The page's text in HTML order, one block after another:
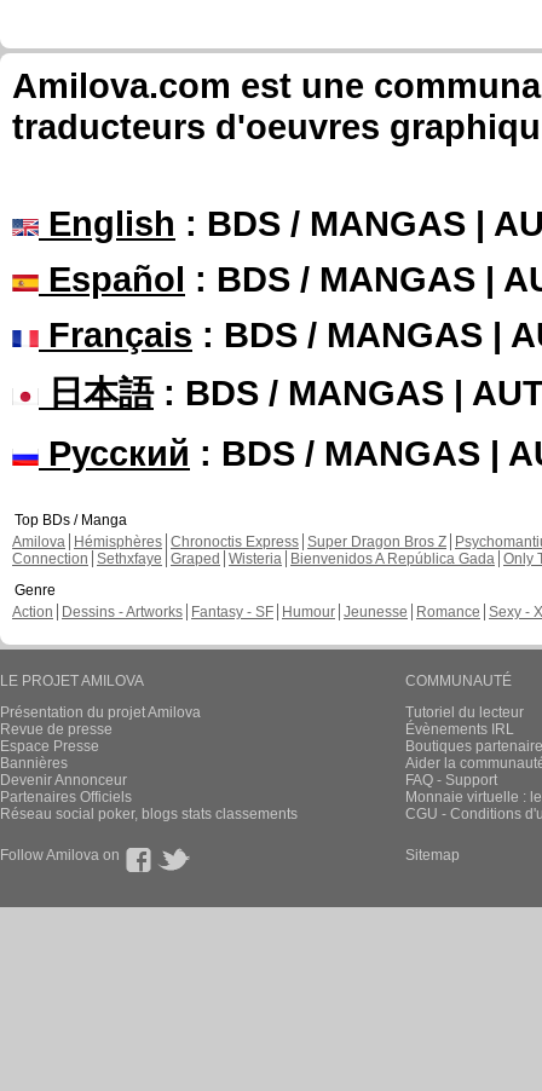
Amilova.com est une
traducteurs d'oeuvres
English : BDS / MANGAS |
Español : BDS / MANGAS |
Français : BDS / MANGAS |
日本語: BDS / MANGAS |
Русский : BDS / MANGAS |
Top BDs / Manga
Amilova
Hémisphères Chronoctis Express Super Dragon Bros Z
Connection Sethxfaye Graped Wisteria Bienvenidos A República Gada Only
Genre
Action
Dessins - Artworks Fantasy - SF Humour Jeunesse Romance Sexy -
LE PROJET AMILOVA
Présentation du projet Amilova
Revue de presse
Espace Presse
Bannières
Devenir Annonceur
Partenaires Officiels
Réseau social poker, blogs stats classements
COMMUNAUTÉ
Tutoriel du lecteur
Évènements IRL
Boutiques
Aider la
FAQ - Support
Monnaie virtuelle :
CGU - Conditions
Follow Amilova on Sitemap